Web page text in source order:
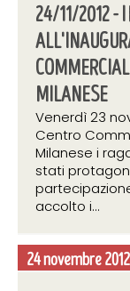
24 novembre 2012
24/11/2012 - I
MILANESE
Venerdì 23
Centro
Milanese i
stati
accolto i...